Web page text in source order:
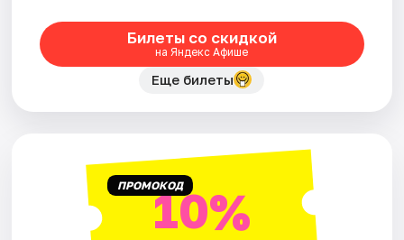
Билеты со скидкой
на Яндекс Афише
Еще билеты
ПРОМОКОД10%